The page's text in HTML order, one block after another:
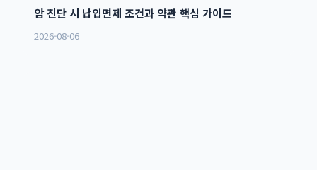
암 진단 시 납입면제 조건과 약관 핵심 가이드
2026-08-06